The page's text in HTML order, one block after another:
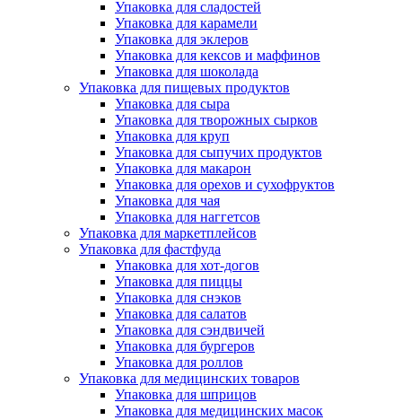
Упаковка для сладостей
Упаковка для карамели
Упаковка для эклеров
Упаковка для кексов и маффинов
Упаковка для шоколада
Упаковка для пищевых продуктов
Упаковка для сыра
Упаковка для творожных сырков
Упаковка для круп
Упаковка для сыпучих продуктов
Упаковка для макарон
Упаковка для орехов и сухофруктов
Упаковка для чая
Упаковка для наггетсов
Упаковка для маркетплейсов
Упаковка для фастфуда
Упаковка для хот-догов
Упаковка для пиццы
Упаковка для снэков
Упаковка для салатов
Упаковка для сэндвичей
Упаковка для бургеров
Упаковка для роллов
Упаковка для медицинских товаров
Упаковка для шприцов
Упаковка для медицинских масок